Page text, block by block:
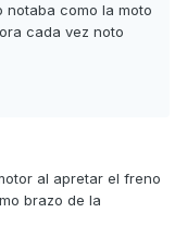
como la moto
cada vez noto
al apretar el freno
brazo de la